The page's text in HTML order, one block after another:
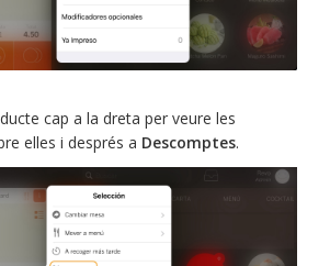
cap a la dreta per veure les
elles i després a Descomptes.